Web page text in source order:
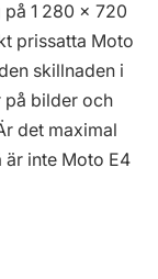
på 1 280 x 720
prissatta Moto
skillnaden i
på bilder och
det maximal
är inte Moto E4